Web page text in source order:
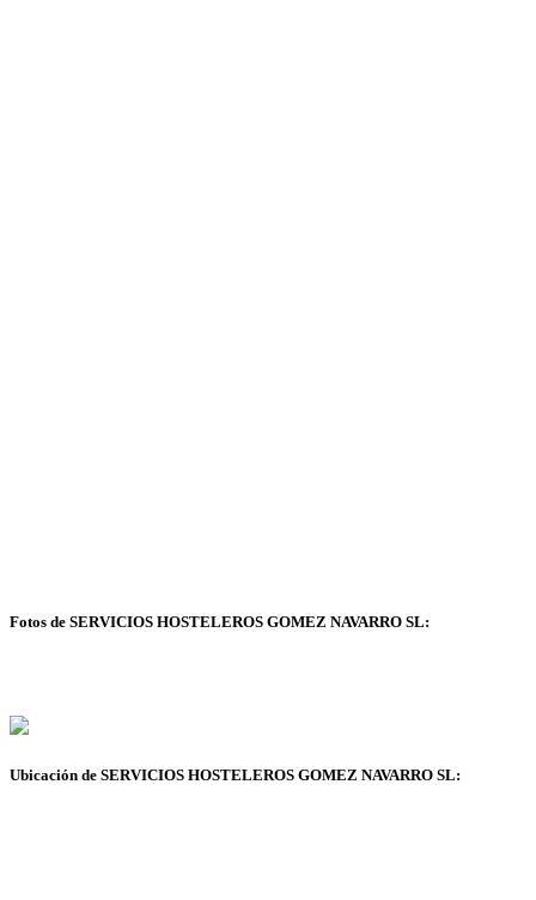
Fotos de SERVICIOS HOSTELEROS GOMEZ NAVARRO SL:
Ubicación de SERVICIOS HOSTELEROS GOMEZ NAVARRO SL: